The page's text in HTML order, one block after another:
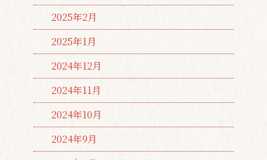
2025年2月
2025年1月
2024年12月
2024年11月
2024年10月
2024年9月